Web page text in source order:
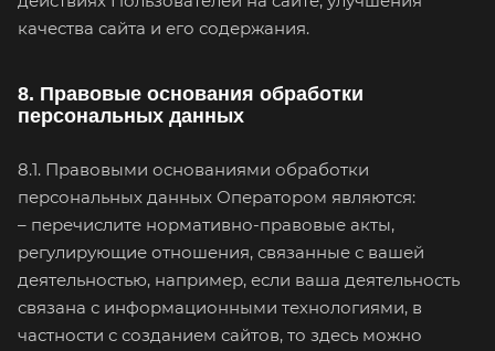
качества сайта и его содержания.
8. Правовые основания обработки
персональных данных
8.1. Правовыми основаниями обработки
персональных данных Оператором являются:
– перечислите нормативно-правовые акты,
регулирующие отношения, связанные с вашей
деятельностью, например, если ваша деятельность
связана с информационными технологиями, в
частности с созданием сайтов, то здесь можно